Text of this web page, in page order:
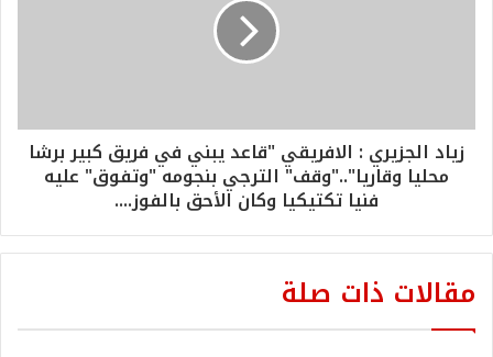
زياد الجزيري : الافريقي "قاعد يبني في فريق كبير برشا
محليا وقاريا".."وقف" الترجي بنجومه "وتفوق" عليه
فنيا تكتيكيا وكان الأحق بالفوز....
مقالات ذات صلة